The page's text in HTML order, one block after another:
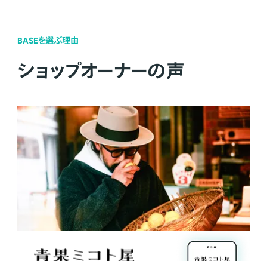
BASEを選ぶ理由
ショップオーナーの声